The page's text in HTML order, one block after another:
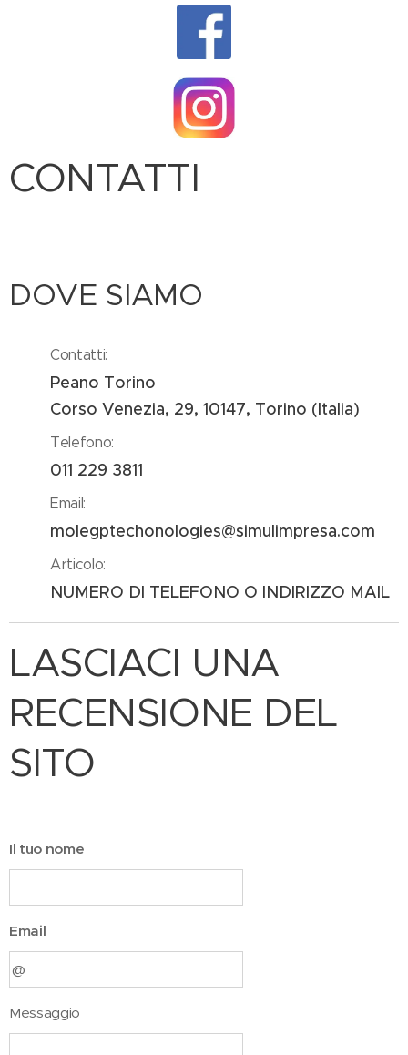
CONTATTI
DOVE SIAMO
Contatti:
Peano Torino
Corso Venezia, 29, 10147, Torino (Italia)
Telefono:
011 229 3811
Email:
molegptechonologies@simulimpresa.com
Articolo:
NUMERO DI TELEFONO O INDIRIZZO MAIL
LASCIACI UNA
RECENSIONE DEL
SITO
Il tuo nome
Email
Messaggio